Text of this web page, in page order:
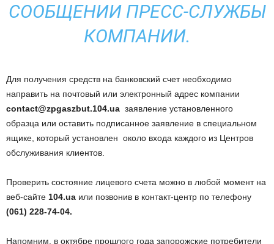
СООБЩЕНИИ ПРЕСС-СЛУЖБЫ
КОМПАНИИ.
Для получения средств на банковский счет необходимо
направить на почтовый или электронный адрес компании
contact@zpgaszbut.104.ua заявление установленного
образца или оставить подписанное заявление в специальном
ящике, который установлен около входа каждого из Центров
обслуживания клиентов.
Проверить состояние лицевого счета можно в любой момент на
веб-сайте 104.ua или позвонив в контакт-центр по телефону
(061) 228-74-04.
Напомним, в октябре прошлого года запорожские потребители